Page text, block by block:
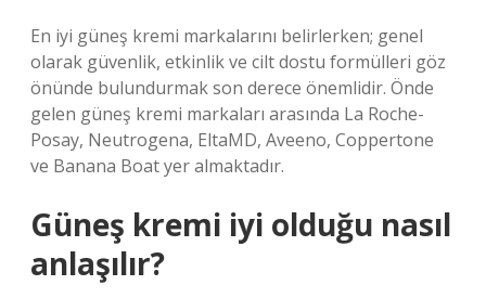
En iyi güneş kremi markalarını belirlerken; genel
olarak güvenlik, etkinlik ve cilt dostu formülleri göz
önünde bulundurmak son derece önemlidir. Önde
gelen güneş kremi markaları arasında La Roche-
Posay, Neutrogena, EltaMD, Aveeno, Coppertone
ve Banana Boat yer almaktadır.
Güneş kremi iyi olduğu nasıl
anlaşılır?